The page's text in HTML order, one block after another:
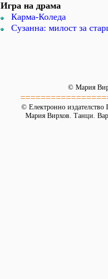
Игра на драма
Карма-Коледа
Сузанна: милост за
© Мария
© Електронно издателство
Мария Вирхов. Танци.